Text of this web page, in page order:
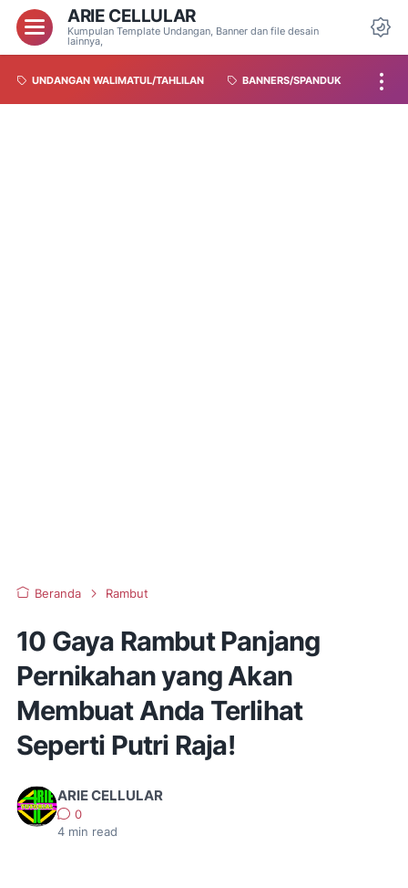
ARIE CELLULAR
Kumpulan Template Undangan, Banner dan file desain
lainnya,
UNDANGAN WALIMATUL/TAHLILAN BANNERS/SPANDUK
Beranda Rambut
10 Gaya Rambut Panjang
Pernikahan yang Akan
Membuat Anda Terlihat
Seperti Putri Raja!
ARIE CELLULAR
0
4 min read